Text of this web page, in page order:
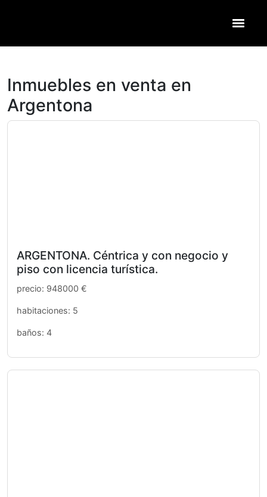
Inmuebles en venta en
Argentona
ARGENTONA. Céntrica y con negocio y
piso con licencia turística.
precio: 948000 €
habitaciones: 5
baños: 4